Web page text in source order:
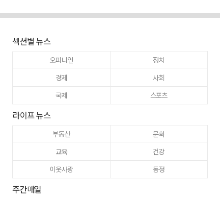
섹션별 뉴스
오피니언
정치
경제
사회
국제
스포츠
라이프 뉴스
부동산
문화
교육
건강
이웃사랑
동정
주간매일